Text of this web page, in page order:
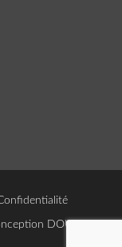
DOUCSOFT